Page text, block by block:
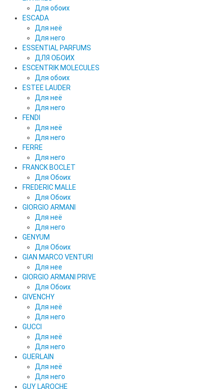
Для обоих
ESCADA
Для неё
Для него
ESSENTIAL PARFUMS
ДЛЯ ОБОИХ
ESCENTRIK MOLECULES
Для обоих
ESTEE LAUDER
Для неё
Для него
FENDI
Для неё
Для него
FERRE
Для него
FRANCK BOCLET
Для Обоих
FREDERIC MALLE
Для Обоих
GIORGIO ARMANI
Для неё
Для него
GENYUM
Для Обоих
GIAN MARCO VENTURI
Для нее
GIORGIO ARMANI PRIVE
Для Обоих
GIVENCHY
Для неё
Для него
GUCCI
Для неё
Для него
GUERLAIN
Для неё
Для него
GUY LAROCHE